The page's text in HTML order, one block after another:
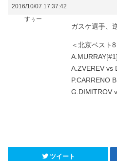
2016/10/07 17:37:42
すぅー
ガスケ選手、
＜北京ベスト8
A.ZVEREV vs
P.CARRENO
G.DIMITROV
ツイート